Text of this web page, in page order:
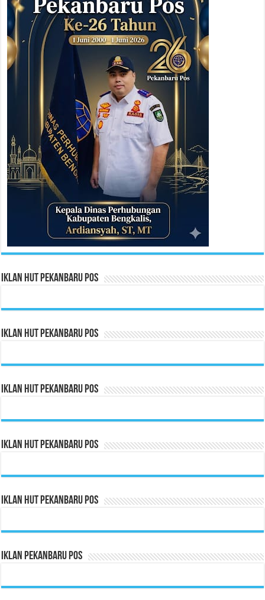
Iklan HUT Pekanbaru Pos
Iklan HUT Pekanbaru Pos
Iklan HUT Pekanbaru Pos
Iklan HUT Pekanbaru Pos
Iklan HUT Pekanbaru Pos
Iklan Pekanbaru Pos